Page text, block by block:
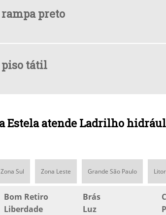
preto
tátil
Estela atende Ladrilho
Zona Sul Zona Leste Grande São Paulo
Bom Retiro Brás
Liberdade Luz